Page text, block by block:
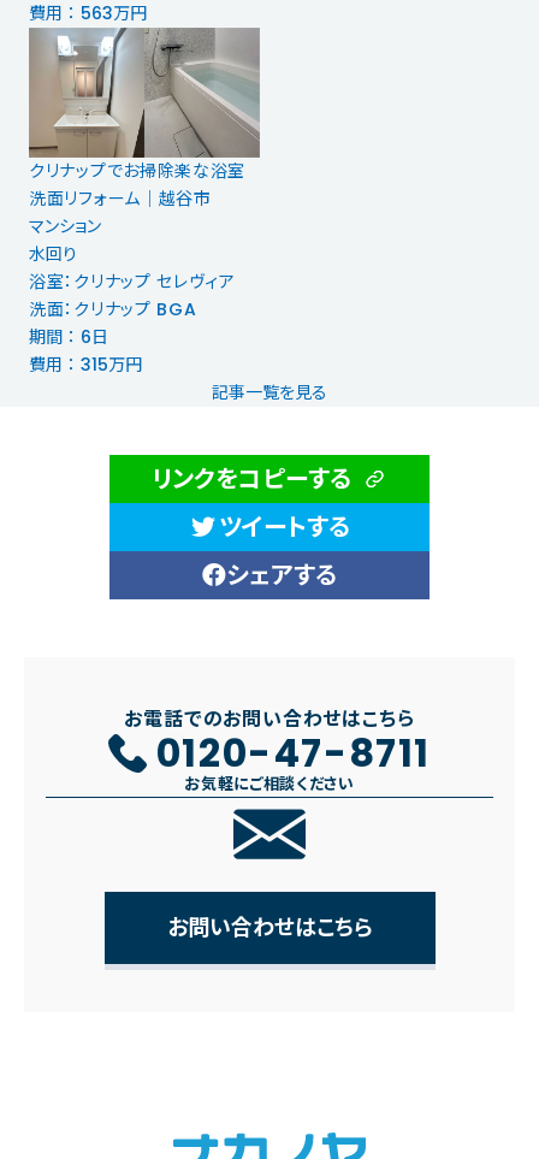
費用 ： 563万円
クリナップでお掃除楽な浴室
洗面リフォーム│越谷市
マンション
水回り
浴室：クリナップ セレヴィア
洗面：クリナップ BGA
期間 ： 6日
費用 ： 315万円
記事一覧を見る
リンクをコピーする
ツイートする
シェアする
お電話でのお問い合わせはこちら
0120-47-8711
お気軽にご相談ください
お問い合わせはこちら